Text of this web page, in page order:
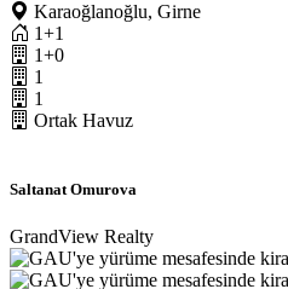
Karaoğlanoğlu, Girne
1+1
1+0
1
1
Ortak Havuz
Saltanat Omurova
GrandView Realty